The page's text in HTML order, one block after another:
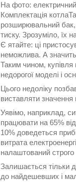
На фото:
Комплектація
розширювальний бак,
тиску. Зрозуміло, їх
Є ятайте: ці
неможлива. А
Таким чином, купівля
недорогої моделі і
Цього недоліку
виставляти значення
Уявімо, наприклад,
працювати на 65%
10% доведеться
витрата
налаштований строго
Залишається тільки
до найдешевших і